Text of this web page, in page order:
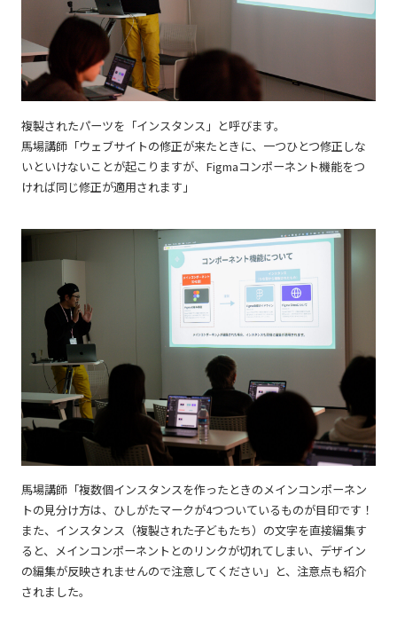
複製されたパーツを「インスタンス」と呼びます。
馬場講師「ウェブサイトの修正が来たときに、一つひとつ修正しな
いといけないことが起こりますが、Figmaコンポーネント機能をつ
ければ同じ修正が適用されます」
馬場講師「複数個インスタンスを作ったときのメインコンポーネン
トの見分け方は、ひしがたマークが4つついているものが目印です！
また、インスタンス（複製された子どもたち）の文字を直接編集す
ると、メインコンポーネントとのリンクが切れてしまい、デザイン
の編集が反映されませんので注意してください」と、注意点も紹介
されました。